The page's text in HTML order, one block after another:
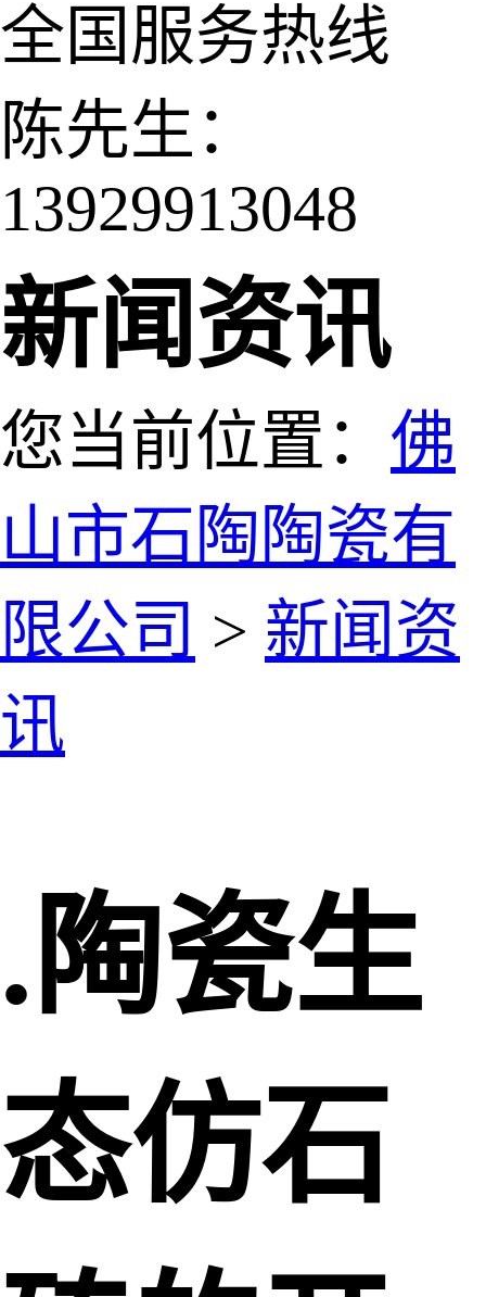
全国服务热线
陈先生：
13929913048
新闻资讯
您当前位置： 佛
山市石陶陶瓷有
限公司 > 新闻资
讯
.陶瓷生
态仿石